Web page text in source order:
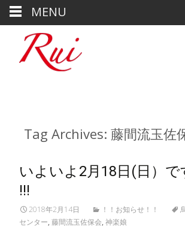
Tag Archives: 藤間流玉佐
いよいよ2月18日(日）で
!!!
2018年2月14日 ！！お知らせ！！
センター, 藤間流玉佐保会, 神楽娘
MENU